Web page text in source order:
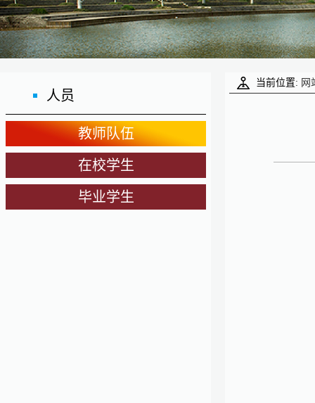
人员
教师队伍
在校学生
毕业学生
当前位置: 网